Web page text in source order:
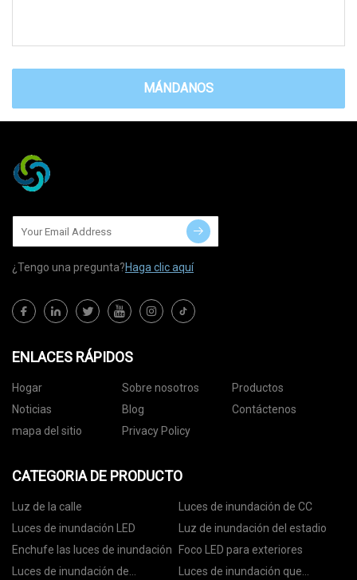
MÁNDANOS
¿Tengo una pregunta?Haga clic aquí
ENLACES RÁPIDOS
Hogar Sobre nosotros
Productos
Noticias
Blog
Contáctenos
mapa del sitio
Privacy Policy
CATEGORIA DE PRODUCTO
Luz de la calle
Luces de inundación de CC
Luces de inundación LED
Luz de inundación del estadio
Enchufe las luces de inundación
Foco LED para exteriores
Luces de inundación de
Luces de inundación que